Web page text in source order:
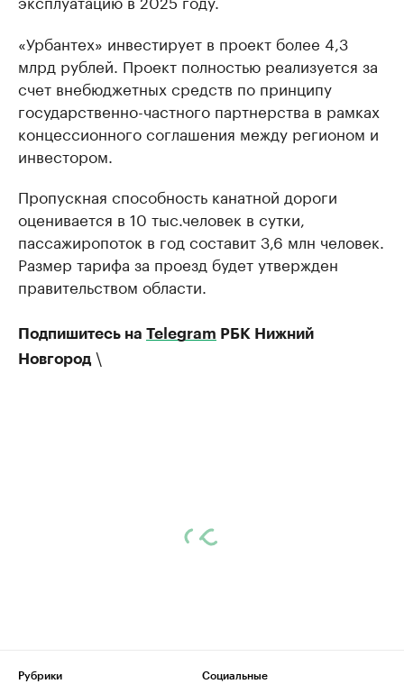
«Урбантех» инвестирует в проект более 4,3
млрд рублей. Проект полностью реализуется за
счет внебюджетных средств по принципу
государственно-частного партнерства в рамках
концессионного соглашения между регионом и
инвестором.
Пропускная способность канатной дороги
оценивается в 10 тыс.человек в сутки,
пассажиропоток в год составит 3,6 млн человек.
Размер тарифа за проезд будет утвержден
правительством области.
Подпишитесь на Telegram РБК Нижний
Новгород \
Рубрики
Социальные